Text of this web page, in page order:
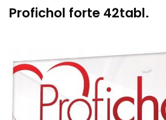
Profichol forte 42tabl.